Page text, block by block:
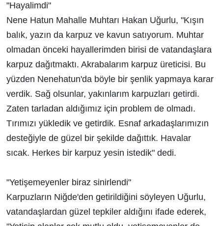
"Hayalimdi"
Nene Hatun Mahalle Muhtarı Hakan Uğurlu, "Kışın
balık, yazın da karpuz ve kavun satıyorum. Muhtar
olmadan önceki hayallerimden birisi de vatandaşlara
karpuz dağıtmaktı. Akrabalarım karpuz üreticisi. Bu
yüzden Nenehatun'da böyle bir şenlik yapmaya karar
verdik. Sağ olsunlar, yakınlarım karpuzları getirdi.
Zaten tarladan aldığımız için problem de olmadı.
Tırımızı yükledik ve getirdik. Esnaf arkadaşlarımızın
desteğiyle de güzel bir şekilde dağıttık. Havalar
sıcak. Herkes bir karpuz yesin istedik" dedi.
"Yetişemeyenler biraz sinirlendi"
Karpuzların Niğde'den getirildiğini söyleyen Uğurlu,
vatandaşlardan güzel tepkiler aldığını ifade ederek,